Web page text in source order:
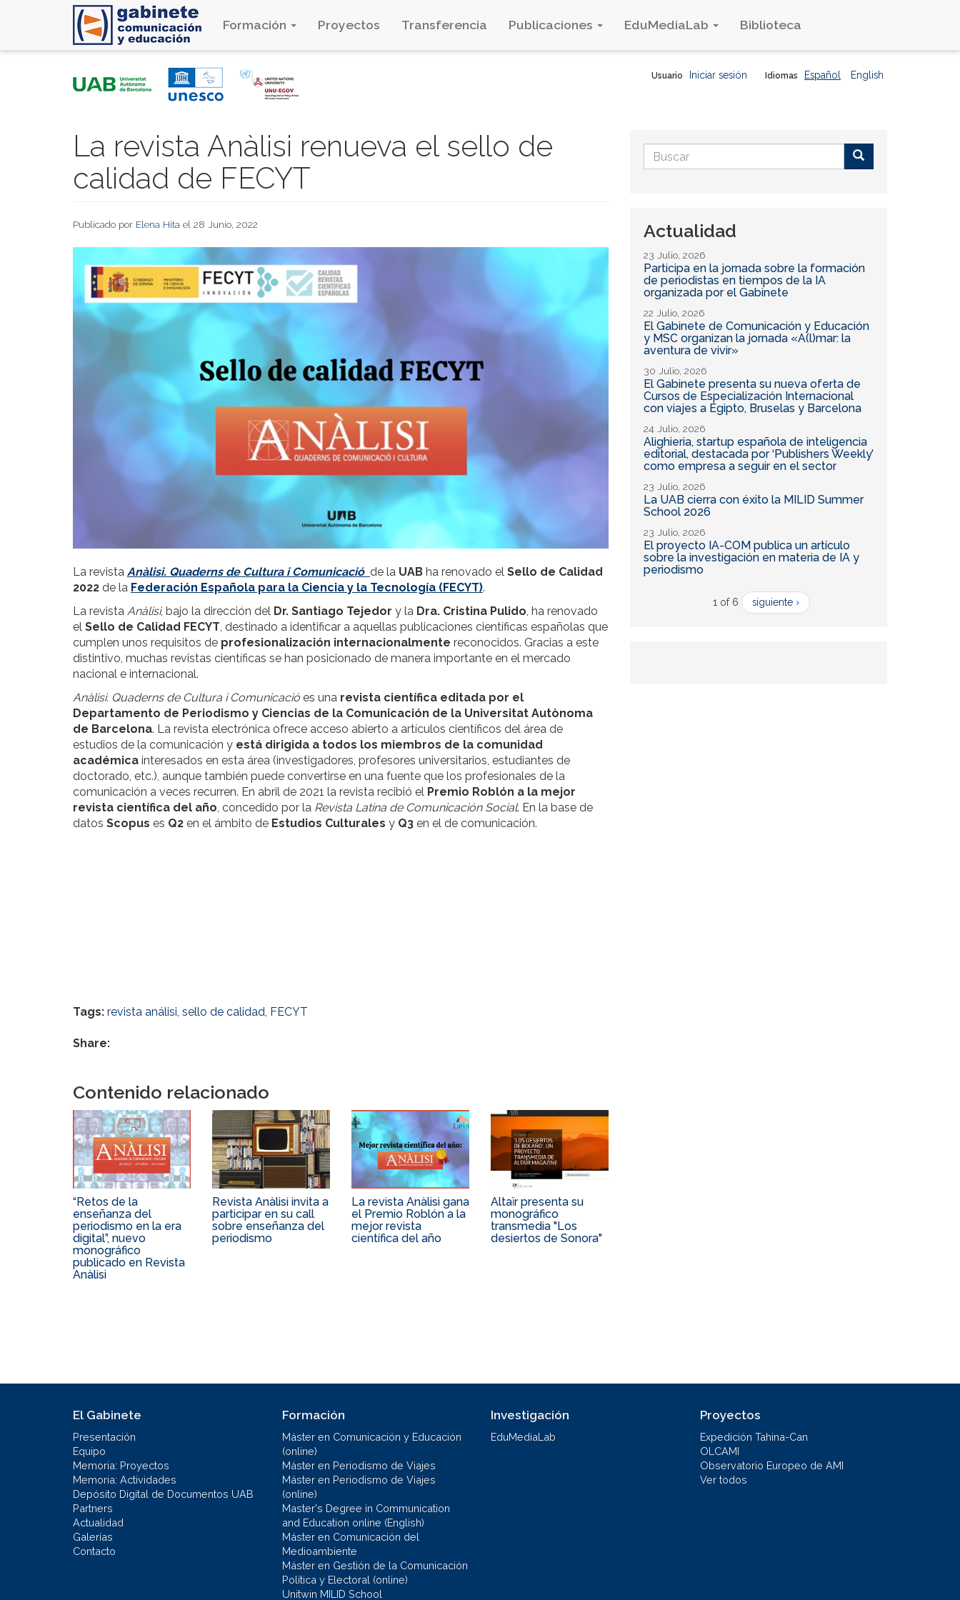
Formación Proyectos Transferencia Publicaciones EduMediaLab Biblioteca
Idiomas Español English
Usuario Iniciar sesión
La revista Anàlisi renueva el sello de
calidad de FECYT
Publicado por Elena Hita el 28 Junio, 2022
La revista Anàlisi. Quaderns de Cultura i Comunicació de la UAB ha renovado el Sello de Calidad
2022 de la Federación Española para la Ciencia y la Tecnología (FECYT).
La revista Anàlisi, bajo la dirección del Dr. Santiago Tejedor y la Dra. Cristina Pulido, ha renovado
el Sello de Calidad FECYT, destinado a identificar a aquellas publicaciones científicas españolas que
cumplen unos requisitos de profesionalización internacionalmente reconocidos. Gracias a este
distintivo, muchas revistas científicas se han posicionado de manera importante en el mercado
nacional e internacional.
Anàlisi. Quaderns de Cultura i Comunicació es una revista científica editada por el
Departamento de Periodismo y Ciencias de la Comunicación de la Universitat Autònoma
de Barcelona. La revista electrónica ofrece acceso abierto a artículos científicos del área de
estudios de la comunicación y está dirigida a todos los miembros de la comunidad
académica interesados ​​en esta área (investigadores, profesores universitarios, estudiantes de
doctorado, etc.), aunque también puede convertirse en una fuente que los profesionales de la
comunicación a veces recurren. En abril de 2021 la revista recibió el Premio Roblón a la mejor
revista científica del año, concedido por la Revista Latina de Comunicación Social. En la base de
datos Scopus es Q2 en el ámbito de Estudios Culturales y Q3 en el de comunicación.
Tags: revista análisi, sello de calidad, FECYT
Share:
Contenido relacionado
“Retos de la
enseñanza del
periodismo en la era
digital”, nuevo
monográfico
publicado en Revista
Anàlisi
Revista Anàlisi invita a
participar en su call
sobre enseñanza del
periodismo
La revista Anàlisi gana
el Premio Roblón a la
mejor revista
científica del año
Altaïr presenta su
monográfico
transmedia "Los
desiertos de Sonora"
Formulario
de
Actualidad
23 Julio, 2026
Participa en la jornada sobre la formación
de periodistas en tiempos de la IA
organizada por el Gabinete
22 Julio, 2026
El Gabinete de Comunicación y Educación
y MSC organizan la jornada «A(l)mar: la
aventura de vivir»
30 Julio, 2026
El Gabinete presenta su nueva oferta de
Cursos de Especialización Internacional
con viajes a Egipto, Bruselas y Barcelona
24 Julio, 2026
Alighieria, startup española de inteligencia
editorial, destacada por ‘Publishers Weekly’
como empresa a seguir en el sector
23 Julio, 2026
La UAB cierra con éxito la MILID Summer
School 2026
23 Julio, 2026
El proyecto IA-COM publica un artículo
sobre la investigación en materia de IA y
periodismo
1 of 6 siguiente ›
El Gabinete
Presentación
Equipo
Memoria: Proyectos
Memoria: Actividades
Depósito Digital de Documentos UAB
Partners
Actualidad
Galerías
Contacto
Formación
Máster en Comunicación y Educación
(online)
Máster en Periodismo de Viajes
Máster en Periodismo de Viajes
(online)
Master's Degree in Communication
and Education online (English)
Máster en Comunicación del
Medioambiente
Máster en Gestión de la Comunicación
Política y Electoral (online)
Unitwin MILID School
Investigación
EduMediaLab
Proyectos
Expedición Tahina-Can
OLCAMI
Observatorio Europeo de AMI
Ver todos